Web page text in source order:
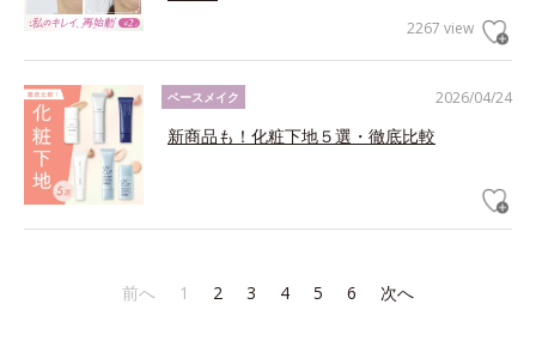
2267 view
2026/04/24
ベースメイク
新商品も！化粧下地５選・徹底比較
前へ 1 2 3 4 5 6 次へ